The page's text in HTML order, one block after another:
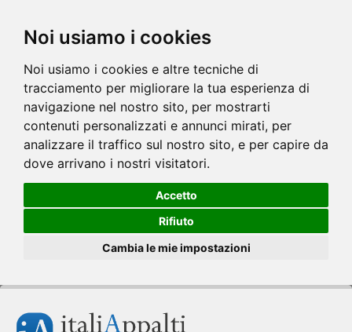
Noi usiamo i cookies
Noi usiamo i cookies e altre tecniche di
tracciamento per migliorare la tua esperienza di
navigazione nel nostro sito, per mostrarti
contenuti personalizzati e annunci mirati, per
analizzare il traffico sul nostro sito, e per capire da
dove arrivano i nostri visitatori.
Accetto
Rifiuto
Cambia le mie impostazioni